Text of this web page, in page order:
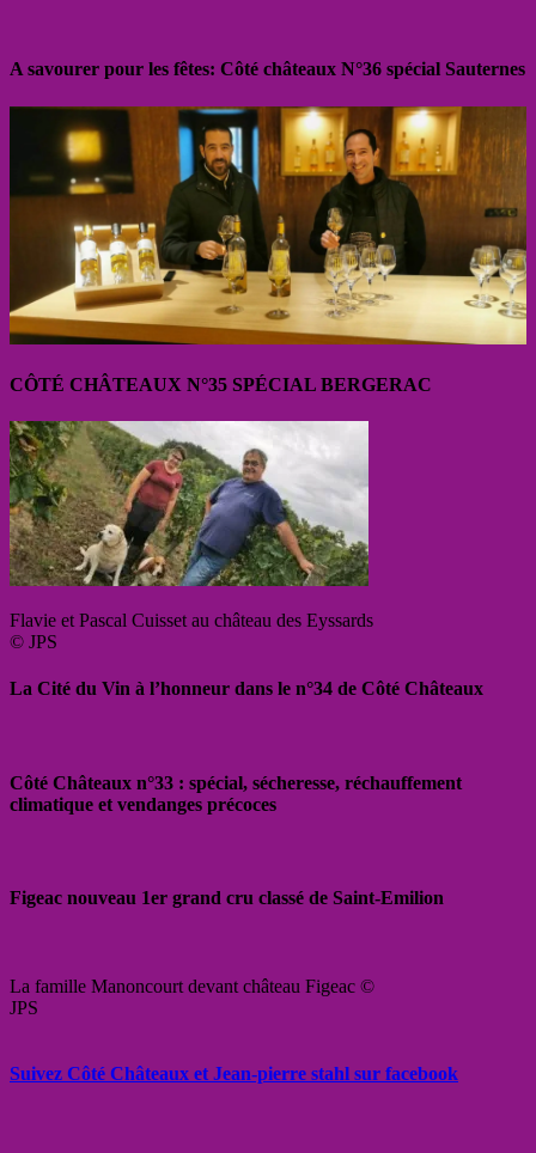
A savourer pour les fêtes: Côté châteaux N°36 spécial Sauternes
CÔTÉ CHÂTEAUX N°35 SPÉCIAL BERGERAC
Flavie et Pascal Cuisset au château des Eyssards
© JPS
La Cité du Vin à l’honneur dans le n°34 de Côté Châteaux
Côté Châteaux n°33 : spécial, sécheresse, réchauffement
climatique et vendanges précoces
Figeac nouveau 1er grand cru classé de Saint-Emilion
La famille Manoncourt devant château Figeac ©
JPS
Suivez Côté Châteaux et Jean-pierre stahl sur facebook